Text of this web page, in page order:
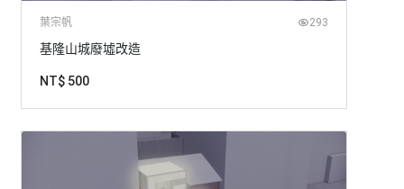
葉宗帆 293
基隆山城廢墟改造
NT$ 500